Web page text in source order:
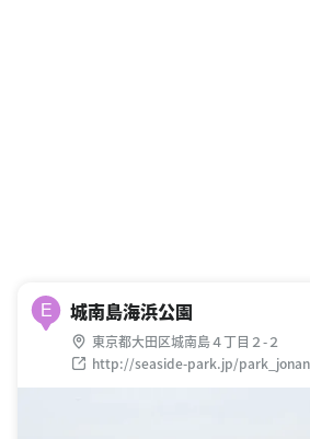
E 城南島海浜公園
東京都大田区城南島４丁目２-２
http://seaside-park.jp/